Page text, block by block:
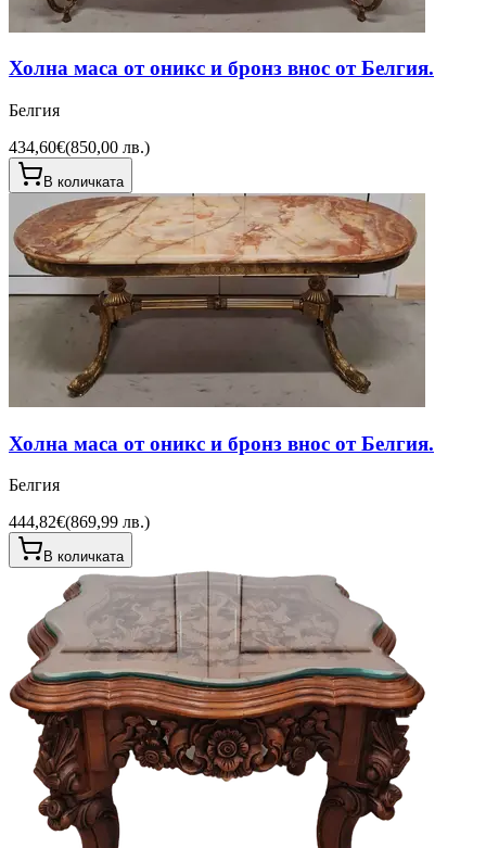
Холна маса от оникс и бронз внос от Белгия.
Белгия
434,60€(850,00 лв.)
В количката
Холна маса от оникс и бронз внос от Белгия.
Белгия
444,82€(869,99 лв.)
В количката